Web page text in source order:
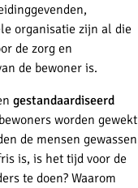
organisatie zijn al die
de zorg en
de bewoner is.
gestandaardiseerd
worden gewekt
de mensen gewassen
is, is het tijd voor de
te doen? Waarom